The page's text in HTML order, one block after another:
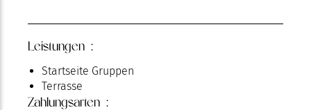
Leistungen :
Startseite Gruppen
Terrasse
Zahlungsarten :